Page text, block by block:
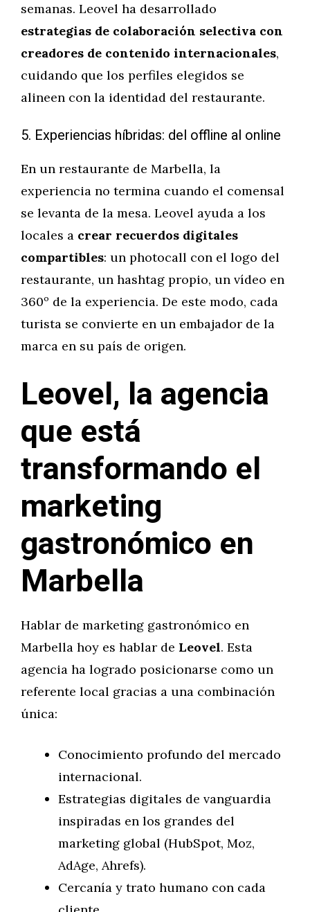
semanas. Leovel ha desarrollado
estrategias de colaboración selectiva con
creadores de contenido internacionales,
cuidando que los perfiles elegidos se
alineen con la identidad del restaurante.
5. Experiencias híbridas: del offline al online
En un restaurante de Marbella, la
experiencia no termina cuando el comensal
se levanta de la mesa. Leovel ayuda a los
locales a crear recuerdos digitales
compartibles: un photocall con el logo del
restaurante, un hashtag propio, un vídeo en
360º de la experiencia. De este modo, cada
turista se convierte en un embajador de la
marca en su país de origen.
Leovel, la agencia
que está
transformando el
marketing
gastronómico en
Marbella
Hablar de marketing gastronómico en
Marbella hoy es hablar de Leovel. Esta
agencia ha logrado posicionarse como un
referente local gracias a una combinación
única:
Conocimiento profundo del mercado
internacional.
Estrategias digitales de vanguardia
inspiradas en los grandes del
marketing global (HubSpot, Moz,
AdAge, Ahrefs).
Cercanía y trato humano con cada